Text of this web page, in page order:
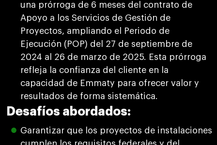
una prórroga de 6 meses del contrato de
Apoyo a los Servicios de Gestión de
Proyectos, ampliando el Periodo de
Ejecución (POP) del 27 de septiembre de
2024 al 26 de marzo de 2025. Esta prórroga
refleja la confianza del cliente en la
capacidad de Emmaty para ofrecer valor y
resultados de forma sistemática.
Desafíos abordados:
Garantizar que los proyectos de instalaciones